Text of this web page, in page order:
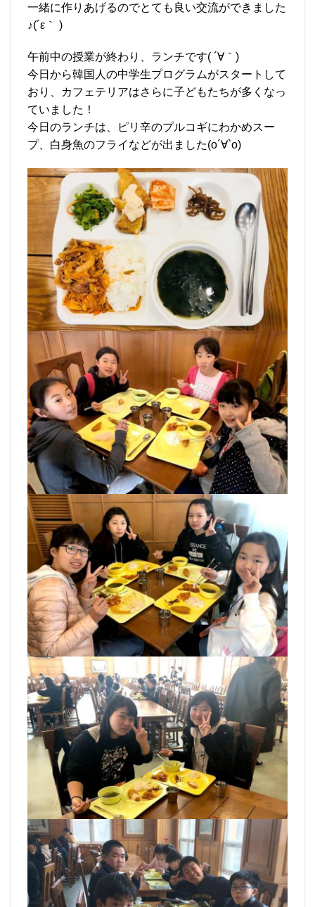
一緒に作りあげるのでとても良い交流ができました
♪(´ε｀ )
午前中の授業が終わり、ランチです( ´∀｀)
今日から韓国人の中学生プログラムがスタートして
おり、カフェテリアはさらに子どもたちが多くなっ
ていました！
今日のランチは、ピリ辛のプルコギにわかめスー
プ、白身魚のフライなどが出ました(о´∀`о)